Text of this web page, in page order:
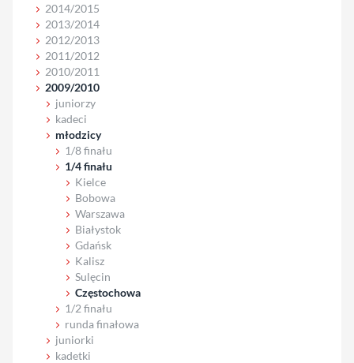
2014/2015
2013/2014
2012/2013
2011/2012
2010/2011
2009/2010
juniorzy
kadeci
młodzicy
1/8 finału
1/4 finału
Kielce
Bobowa
Warszawa
Białystok
Gdańsk
Kalisz
Sulęcin
Częstochowa
1/2 finału
runda finałowa
juniorki
kadetki